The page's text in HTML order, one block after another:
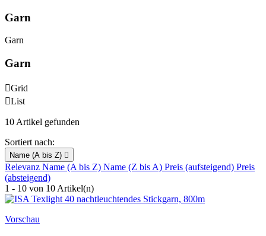
Garn
Garn
Garn
Grid
List
10 Artikel gefunden
Sortiert nach:
Name (A bis Z) 
Relevanz Name (A bis Z) Name (Z bis A) Preis (aufsteigend) Preis
(absteigend)
1 - 10 von 10 Artikel(n)
Vorschau